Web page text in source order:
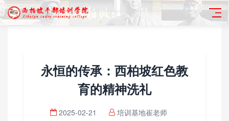
永恒的传承：西柏坡红色教
育的精神洗礼
2025-02-21
培训基地崔老师